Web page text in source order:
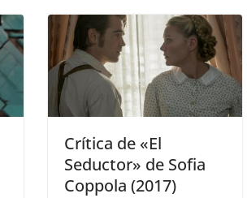
Crítica de «El
Seductor» de Sofia
Coppola (2017)